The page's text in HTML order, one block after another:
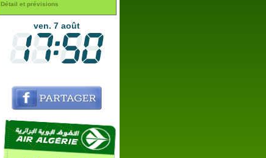
Détail et prévisions
ven. 7 août